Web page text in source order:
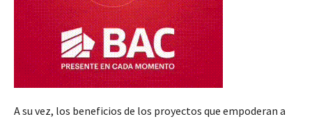
A su vez, los beneficios de los proyectos que empoderan a